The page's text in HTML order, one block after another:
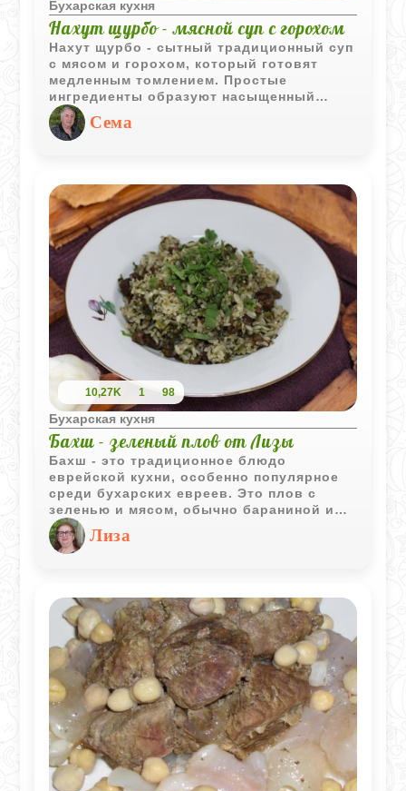
Бухарская кухня
Нахут щурбо - мясной суп с горохом
Нахут щурбо - сытный традиционный суп
с мясом и горохом, который готовят
медленным томлением. Простые
ингредиенты образуют насыщенный
бульон с характерным вкусом и
ароматом восточной кухни.
Сема
10,27K 1 98
Бухарская кухня
Бахш - зеленый плов от Лизы
Бахш - это традиционное блюдо
еврейской кухни, особенно популярное
среди бухарских евреев. Это плов с
зеленью и мясом, обычно бараниной или
говядиной, приготовленный в мешке или
в казане. Бахш отличается своим
уникальным вкусом, благодаря
путем медленного томления на
небольшом огне, что позволяет мясу и
зелени отдать свой аромат рису, делая
блюдо очень насыщенным и ароматным.
Обычно его подают на праздники и
особые случаи, и это одно из самых
любимых блюд бухарских евреев.
Лиза